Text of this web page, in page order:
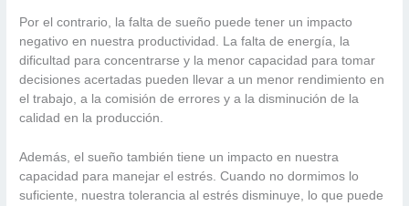
Por el contrario, la falta de sueño puede tener un impacto
negativo en nuestra productividad. La falta de energía, la
dificultad para concentrarse y la menor capacidad para tomar
decisiones acertadas pueden llevar a un menor rendimiento en
el trabajo, a la comisión de errores y a la disminución de la
calidad en la producción.
Además, el sueño también tiene un impacto en nuestra
capacidad para manejar el estrés. Cuando no dormimos lo
suficiente, nuestra tolerancia al estrés disminuye, lo que puede